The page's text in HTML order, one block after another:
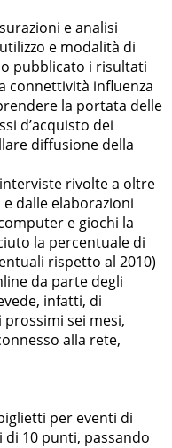
e analisi
e modalità di
pubblicato i risultati
connettività influenza
la portata delle
d’acquisto dei
diffusione della
rivolte a oltre
dalle elaborazioni
e giochi la
la percentuale di
rispetto al 2010)
da parte degli
infatti, di
sei mesi,
alla rete,
per eventi di
10 punti, passando